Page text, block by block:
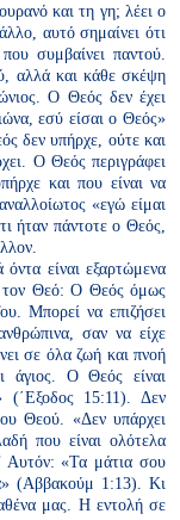
και τη γη; λέει ο
άλλο, αυτό σημαίνει ότι
που συμβαίνει παντού.
αλλά και κάθε σκέψη
Ο Θεός δεν έχει
εσύ είσαι ο Θεός»
δεν υπήρχε, ούτε και
Ο Θεός περιγράφει
και που είναι να
«εγώ είμαι
ήταν πάντοτε ο Θεός,
είναι εξαρτώμενα
τον Θεό: Ο Θεός όμως
Μπορεί να επιζήσει
σαν να είχε
σε όλα ζωή και πνοή
άγιος. Ο Θεός είναι
(΄Εξοδος 15:11). Δεν
Θεού. «Δεν υπάρχει
που είναι ολότελα
Αυτόν: «Τα μάτια σου
(Αββακούμ 1:13). Κι
μας. Η εντολή σε